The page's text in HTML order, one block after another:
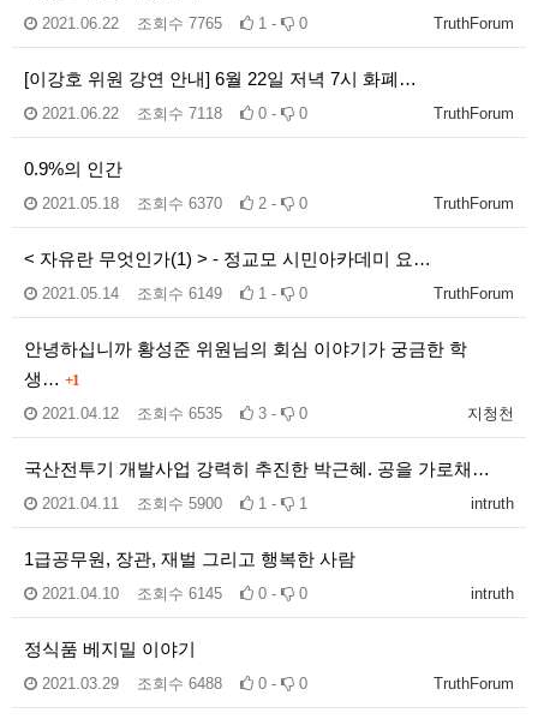
TruthForum
2021.06.22 조회수 7765 1 - 0
[이강호 위원 강연 안내] 6월 22일 저녁 7시 화폐…
TruthForum
2021.06.22 조회수 7118 0 - 0
0.9%의 인간
TruthForum
2021.05.18 조회수 6370 2 - 0
< 자유란 무엇인가(1) > - 정교모 시민아카데미 요…
TruthForum
2021.05.14 조회수 6149 1 - 0
안녕하십니까 황성준 위원님의 회심 이야기가 궁금한 학
생… +1
지청천
2021.04.12 조회수 6535 3 - 0
국산전투기 개발사업 강력히 추진한 박근혜. 공을 가로채…
intruth
2021.04.11 조회수 5900 1 - 1
1급공무원, 장관, 재벌 그리고 행복한 사람
intruth
2021.04.10 조회수 6145 0 - 0
정식품 베지밀 이야기
TruthForum
2021.03.29 조회수 6488 0 - 0